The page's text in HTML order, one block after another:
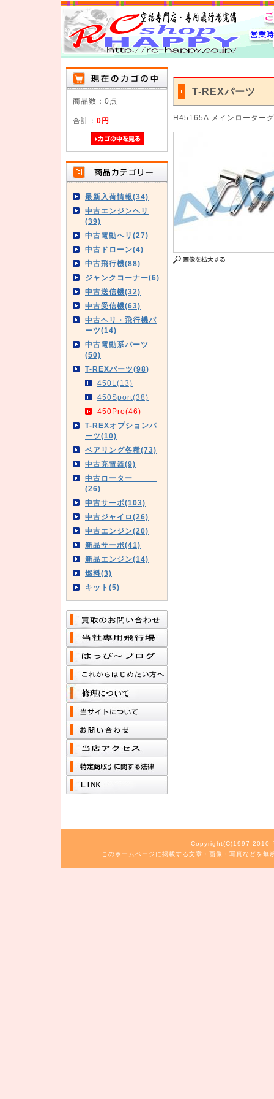
商品数：0点
合計： 0円
最新入荷情報(34)
中古エンジンヘリ
(39)
中古電動ヘリ(27)
中古ドローン(4)
中古飛行機(88)
ジャンクコーナー(6)
中古送信機(32)
中古受信機(63)
中古ヘリ・飛行機パ
ーツ(14)
中古電動系パーツ
(50)
T-REXパーツ(98)
450L(13)
450Sport(38)
450Pro(46)
T-REXオプションパ
ーツ(10)
ベアリング各種(73)
中古充電器(9)
中古ローター
(26)
中古サーボ(103)
中古ジャイロ(26)
中古エンジン(20)
新品サーボ(41)
新品エンジン(14)
燃料(3)
キット(5)
T-REXパーツ
H45165A メインロータ
Copyright(C)1997-2010
このホームページに掲載する文章・画像・写真などを